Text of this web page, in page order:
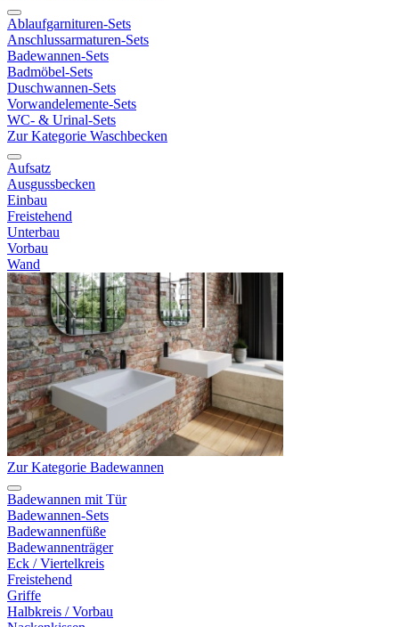
Ablaufgarnituren-Sets
Anschlussarmaturen-Sets
Badewannen-Sets
Badmöbel-Sets
Duschwannen-Sets
Vorwandelemente-Sets
WC- & Urinal-Sets
Zur Kategorie Waschbecken
Aufsatz
Ausgussbecken
Einbau
Freistehend
Unterbau
Vorbau
Wand
Zur Kategorie Badewannen
Badewannen mit Tür
Badewannen-Sets
Badewannenfüße
Badewannenträger
Eck / Viertelkreis
Freistehend
Griffe
Halbkreis / Vorbau